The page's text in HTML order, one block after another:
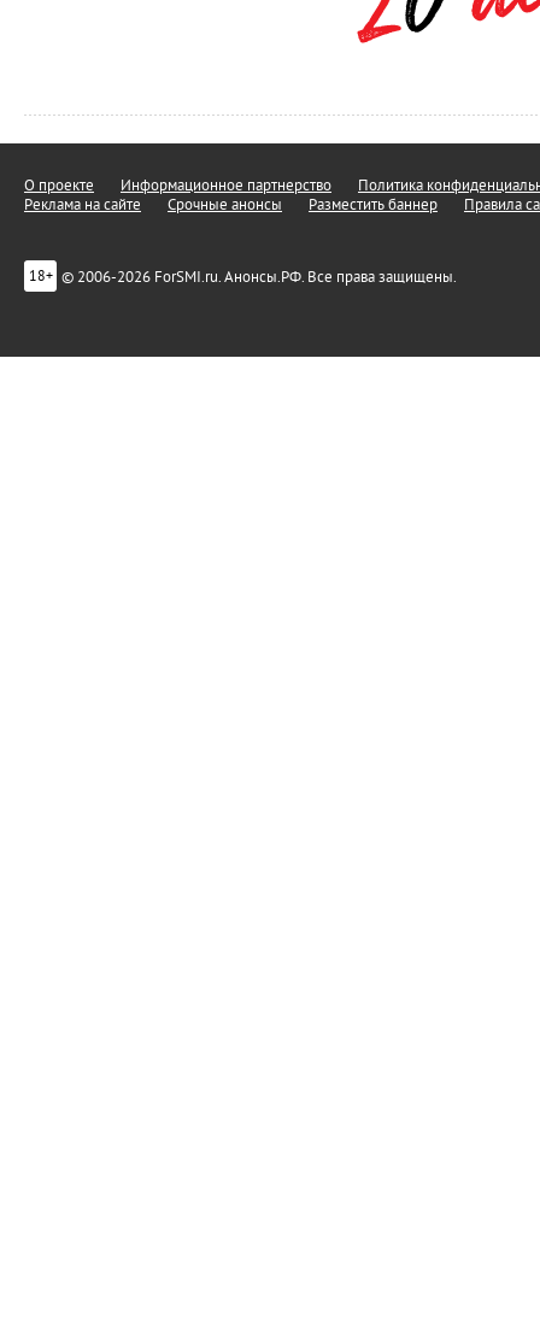
О проекте Информационное партнерство
Политика
Реклама на сайте
Срочные анонсы Разместить баннер Правила
18+ © 2006-2026 ForSMI.ru. Анонсы.РФ. Все права защищены.